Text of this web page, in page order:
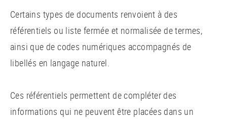
Certains types de documents renvoient à des
référentiels ou liste fermée et normalisée de termes,
ainsi que de codes numériques accompagnés de
libellés en langage naturel.
Ces référentiels permettent de compléter des
informations qui ne peuvent être placées dans un